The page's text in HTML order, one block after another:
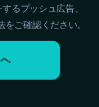
るプッシュ広告、
ご確認ください。